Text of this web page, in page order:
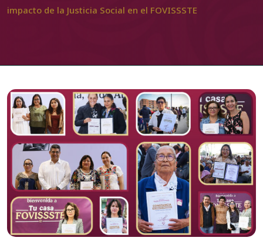
impacto de la Justicia Social en el FOVISSSTE